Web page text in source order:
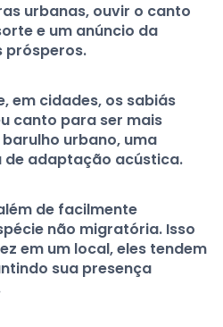
urbanas, ouvir o canto
e um anúncio da
prósperos.
em cidades, os sabiás
canto para ser mais
urbano, uma
adaptação acústica.
de facilmente
não migratória. Isso
em um local, eles tendem
sua presença